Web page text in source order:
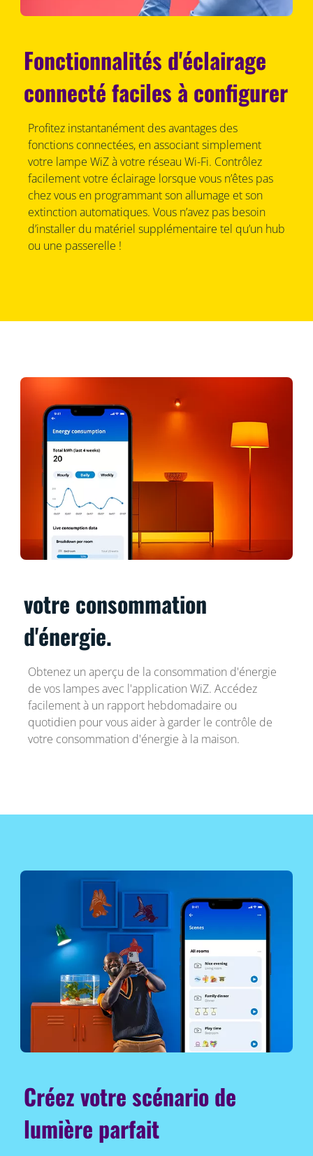
Fonctionnalités d'éclairage
connecté faciles à configurer
Profitez instantanément des avantages des
fonctions connectées, en associant simplement
votre lampe WiZ à votre réseau Wi-Fi. Contrôlez
facilement votre éclairage lorsque vous n’êtes pas
chez vous en programmant son allumage et son
extinction automatiques. Vous n’avez pas besoin
d’installer du matériel supplémentaire tel qu’un hub
ou une passerelle !
votre consommation
d'énergie.
Obtenez un aperçu de la consommation d'énergie
de vos lampes avec l'application WiZ. Accédez
facilement à un rapport hebdomadaire ou
quotidien pour vous aider à garder le contrôle de
votre consommation d'énergie à la maison.
Créez votre scénario de
lumière parfait